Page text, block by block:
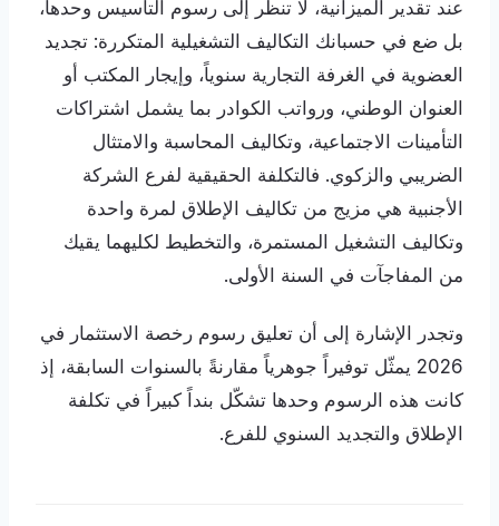
عند تقدير الميزانية، لا تنظر إلى رسوم التأسيس وحدها،
بل ضع في حسبانك التكاليف التشغيلية المتكررة: تجديد
العضوية في الغرفة التجارية سنوياً، وإيجار المكتب أو
العنوان الوطني، ورواتب الكوادر بما يشمل اشتراكات
التأمينات الاجتماعية، وتكاليف المحاسبة والامتثال
الضريبي والزكوي. فالتكلفة الحقيقية لفرع الشركة
الأجنبية هي مزيج من تكاليف الإطلاق لمرة واحدة
وتكاليف التشغيل المستمرة، والتخطيط لكليهما يقيك
من المفاجآت في السنة الأولى.
وتجدر الإشارة إلى أن تعليق رسوم رخصة الاستثمار في
2026 يمثّل توفيراً جوهرياً مقارنةً بالسنوات السابقة، إذ
كانت هذه الرسوم وحدها تشكّل بنداً كبيراً في تكلفة
الإطلاق والتجديد السنوي للفرع.